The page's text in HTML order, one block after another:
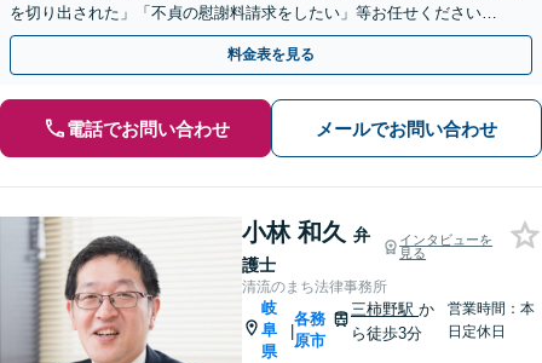
を切り出された」「不貞の慰謝料請求をしたい」等お任せください。
【リーズナブルな料金設定】
料金表を見る
電話でお問い合わせ メールでお問い合わせ
小林 和久 弁
護士
インタビューを
見る
清流のまち法律事務所
岐
阜
県
|
各務
原市
三柿野駅か
ら徒歩3分
営業時間：本
日定休日